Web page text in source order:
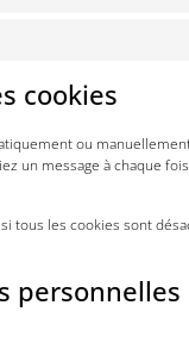
cookies
ou
un message à chaque
les cookies sont
personnelles